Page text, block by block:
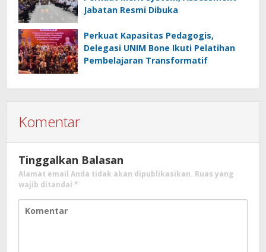
Jabatan Resmi Dibuka
Perkuat Kapasitas Pedagogis,
Delegasi UNIM Bone Ikuti Pelatihan
Pembelajaran Transformatif
Komentar
Tinggalkan Balasan
Alamat email Anda tidak akan dipublikasikan. Ruas yang
wajib ditandai *